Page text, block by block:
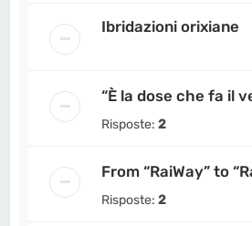
Ibridazioni orixiane
“È la dose che fa il
Risposte:2
From “RaiWay” to
Risposte:2